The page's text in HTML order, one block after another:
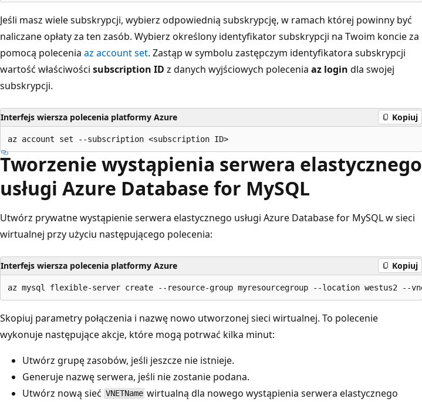
Jeśli masz wiele subskrypcji, wybierz odpowiednią subskrypcję, w ramach której powinny być
naliczane opłaty za ten zasób. Wybierz określony identyfikator subskrypcji na Twoim koncie za
pomocą polecenia az account set. Zastąp w symbolu zastępczym identyfikatora subskrypcji
wartość właściwości subscription ID z danych wyjściowych polecenia az login dla swojej
subskrypcji.
Interfejs wiersza polecenia platformy Azure Kopiuj
Tworzenie wystąpienia serwera elastycznego
usługi Azure Database for MySQL
Utwórz prywatne wystąpienie serwera elastycznego usługi Azure Database for MySQL w sieci
wirtualnej przy użyciu następującego polecenia:
Interfejs wiersza polecenia platformy Azure Kopiuj
Skopiuj parametry połączenia i nazwę nowo utworzonej sieci wirtualnej. To polecenie
wykonuje następujące akcje, które mogą potrwać kilka minut:
Utwórz grupę zasobów, jeśli jeszcze nie istnieje.
Generuje nazwę serwera, jeśli nie zostanie podana.
Utwórz nową sieć VNETName wirtualną dla nowego wystąpienia serwera elastycznego